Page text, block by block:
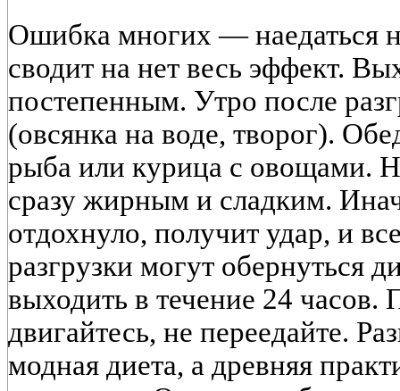
Ошибка многих — наедаться
сводит на нет весь эффект.
постепенным. Утро после
(овсянка на воде, творог).
рыба или курица с овощами.
сразу жирным и сладким.
отдохнуло, получит удар, и
разгрузки могут обернуться
выходить в течение 24 часов.
двигайтесь, не переедайте.
модная диета, а древняя